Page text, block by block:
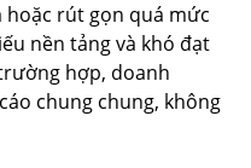
hoặc rút gọn quá mức
nền tảng và khó đạt
hợp, doanh
chung chung, không